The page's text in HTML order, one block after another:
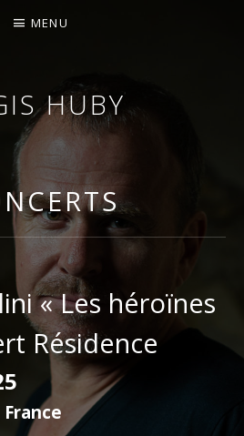
HUBY
– COMPOSITEUR
MENU
« Les héroïnes
Résidence
France